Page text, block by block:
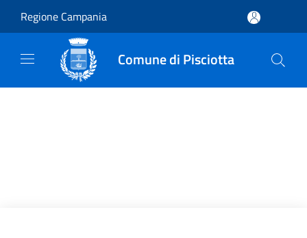
Regione Campania
Comune di Pisciotta